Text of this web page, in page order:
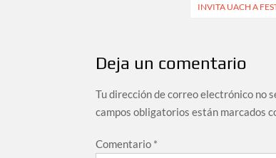
INVITA UACH A
Deja un comentario
Tu dirección de correo electrónico no
campos obligatorios están marcados
Comentario *